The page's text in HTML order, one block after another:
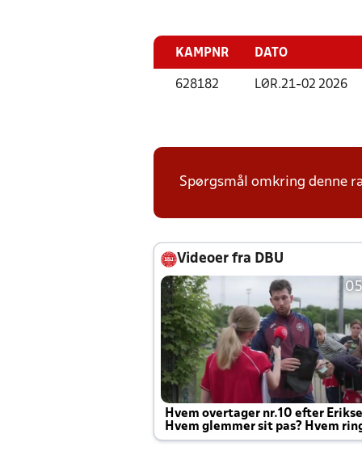
KAMPNR DATO
628182 LØR.21-02 2026
Spørgsmål omkring denne
Videoer fra DBU
Hvem overtager nr.10 efter
Hvem glemmer sit pas? Hvem
Joachim altid til efter kampe?